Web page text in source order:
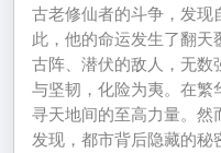
古老修仙者的斗争，发现
此，他的命运发生了翻
古阵、潜伏的敌人，无数
与坚韧，化险为夷。在繁
寻天地间的至高力量。然
发现，都市背后隐藏的秘